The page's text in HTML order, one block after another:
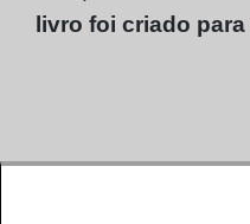
livro foi criado